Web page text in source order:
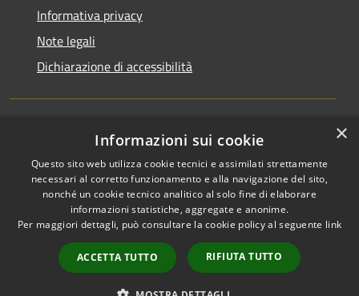
Informativa privacy
Note legali
Dichiarazione di accessibilità
Accessibilità
Privacy
Mappa del sito
Comune convenzionato
Astigov
Progetto|Convenzione
Adesioni
•Accesso redazione
×
Informazioni sui cookie
Questo sito web utilizza cookie tecnici e assimilati strettamente
necessari al corretto funzionamento e alla navigazione del sito,
nonché un cookie tecnico analitico al solo fine di elaborare
informazioni statistiche, aggregate e anonime.
Per maggiori dettagli, può consultare la cookie policy al seguente link
ACCETTA TUTTO RIFIUTA TUTTO